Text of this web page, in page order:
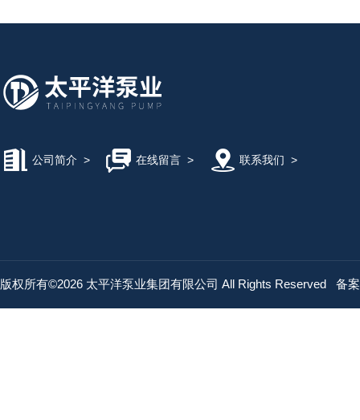
公司简介 > 在线留言> 联系我们 >
版权所有©2026 太平洋泵业集团有限公司 All Rights Reserved 备